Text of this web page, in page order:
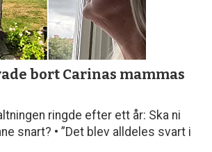
bort Carinas mammas
ringde efter ett år: Ska ni
snart? • ”Det blev alldeles svart i